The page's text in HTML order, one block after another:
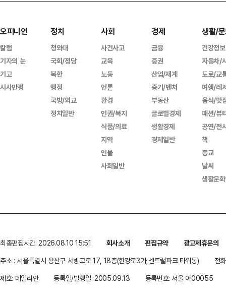
오피니언
칼럼
기자의 눈
기고
시사만평
정치
청와대
국회/정당
북한
행정
국방/외교
정치일반
사회
사건사고
교육
노동
언론
환경
인권/복지
식품/의료
지역
인물
사회일반
경제
금융
증권
산업/재계
중기/벤처
부동산
글로벌경제
생활경제
경제일반
생활/
건강정보
자동차/
도로/교
여행/레
음식/맛
패션/뷰
공연/전
책
종교
날씨
생활문
최종편집시간: 2026.08.10 15:51 회사소개 편집규약
광고제휴문의
주소 : 서울특별시 용산구 서빙고로 17, 18층(한강로3가,센트럴파크 타워동)
전
제호: 데일리안
등록일/발행일: 2005.09.13 등록번호: 서울 아00055